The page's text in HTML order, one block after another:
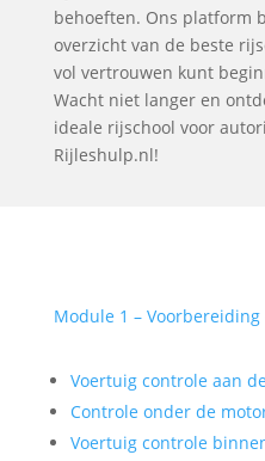
behoeften. Ons platform
overzicht van de beste
vol vertrouwen kunt
Wacht niet langer en
ideale rijschool voor
Rijleshulp.nl!
Module 1 –
Voertuig controle aan
Controle onder de
Voertuig controle